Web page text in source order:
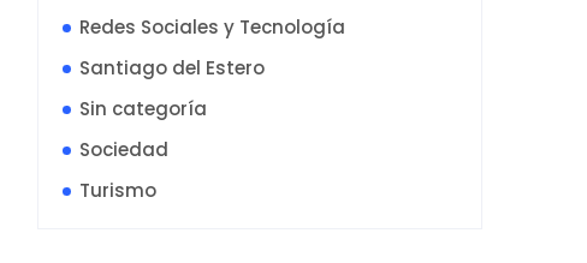
Redes Sociales y Tecnología
Santiago del Estero
Sin categoría
Sociedad
Turismo